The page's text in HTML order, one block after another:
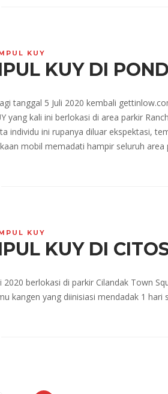
KUY
KUY DI
tanggal 5 Juli 2020 kembali
yang kali ini berlokasi di area parkir
individu ini rupanya diluar ekspektasi,
mobil memadati hampir seluruh
KUY
KUY DI
2020 berlokasi di parkir Cilandak Town
kangen yang diinisiasi mendadak 1 hari